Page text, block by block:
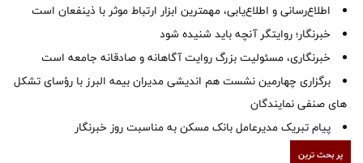
اطلاع‌رسانی و اطلاع‌یابی، مهمترین ابزار ارتباط موثر با ذینفعان است
خبرنگار؛ روایتگر آنچه باید شنیده شود
خبرنگاری، مسئولیت بزرگ روایت آگاهانه و صادقانه جامعه است
برگزاری چهارمین نشست هم اندیشی مدیران بیمه البرز با رؤسای تشکل
های صنفی نمایندگان
پیام تبریک مدیرعامل بانک مسکن به مناسبت روز خبرنگار
پر بحث ترین